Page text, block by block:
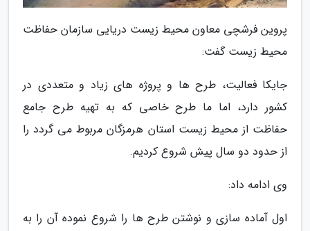
پروین فرشچی معاون محیط زیست دریایی سازمان حفاظت
محیط زیست گفت:
جایکا فعالیت، طرح ها و پروژه های زیاد و متعددی در
کشور دارد، اما ما طرح خاصی که به تهیه طرح جامع
حفاظت از محیط زیست استان هرمزگان مربوط می گردد را
از حدود دو سال پیش شروع کردیم.
وی ادامه داد:
اول آماده سازی و نوشتن طرح ها را شروع نموده آن را به